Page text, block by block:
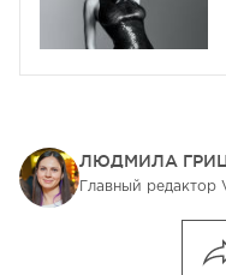
ЛЮДМИЛА
Главный редактор